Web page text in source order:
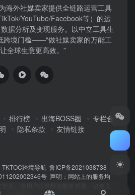
海外社媒卖家提供全链路运营工具
YouTube/Facebook等）​的运
据分析及变现服务。以中立工具生
跨境门槛——“做社媒卖家的万能工
全球生意更高效。”
排行榜 出海BOSS圈
专栏合
隐私条款 友情链接
TKTOC跨境导航 鲁ICP备2021038738
号 声明：网站上的服务均